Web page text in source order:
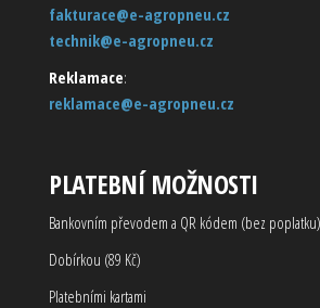
fakturace@e-agropneu.cz
technik@e-agropneu.cz
Reklamace:
reklamace@e-agropneu.cz
PLATEBNÍ MOŽNOSTI
Bankovním převodem a QR kódem (bez poplatku)
Dobírkou (89 Kč)
Platebními kartami